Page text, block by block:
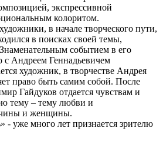
экспрессивной
колоритом.
в начале творческого пути,
в поисках своей темы,
событием в его
с Андреем Геннадьевичем
художник, в творчестве Андрея
право быть самим собой. После
Гайдуков отдается чувствам и
тему – тему любви и
и женщины.
- уже много лет признается зрителю